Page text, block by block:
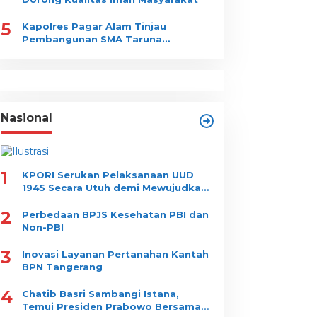
,Daerah,Kalimantan,Nasional,Ragam
Surat Tak Dijawab,
Soal Pengawasan
31, 2026
5
Kapolres Pagar Alam Tinjau
Pembangunan SMA Taruna
Nasional
1
KPORI Serukan Pelaksanaan UUD
1945 Secara Utuh demi Mewujudkan
2
Perbedaan BPJS Kesehatan PBI dan
Non-PBI
3
Inovasi Layanan Pertanahan Kantah
BPN Tangerang
4
Chatib Basri Sambangi Istana,
Temui Presiden Prabowo Bersama